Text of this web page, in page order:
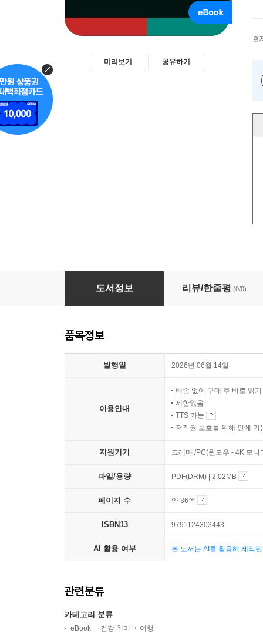
미리보기 공유하기
결
로컬 체험 관광 설계 & 실전 매뉴얼 - 싱가포르편
도서정보 리뷰/한줄평 (0/0)
품목정보
발행일 2026년 06월 14일
이용안내
배송 없이 구매 후 바로 읽기
제한없음
TTS 가능
저작권 보호를 위해 인쇄 기
지원기기 크레마 /PC(윈도우 - 4K 모
파일/용량 PDF(DRM) | 2.02MB
페이지 수 약 36쪽
ISBN13 9791124303443
AI 활용 여부 본 도서는 AI를 활용해 제작
관련분류
카테고리 분류
eBook 건강 취미 여행